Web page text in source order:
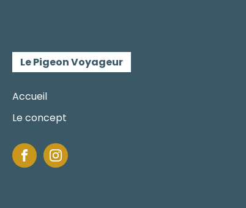
Le Pigeon Voyageur
Accueil
Le concept